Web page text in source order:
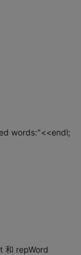
words:"<<endl;
和 repWord